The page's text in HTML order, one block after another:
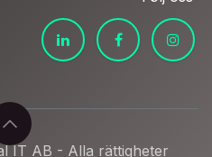
IT AB - Alla rättigheter